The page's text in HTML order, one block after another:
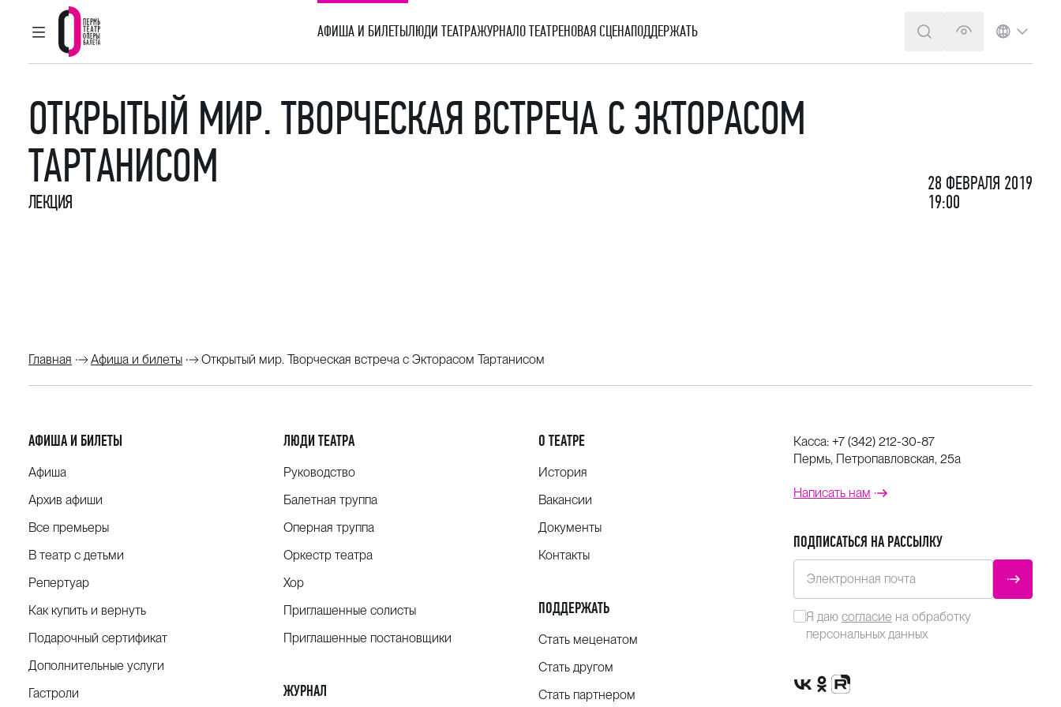
ГЛАВНОЕ МЕНЮ
Пермский театр оперы и балета
АФИША И БИЛЕТЫЛЮДИ ТЕАТРАЖУРНАЛО ТЕАТРЕНОВАЯ СЦЕНАПОДДЕРЖАТЬ ПОИСКВЕРСИЯ ДЛЯ
ЯЗЫК
ОТКРЫТЫЙ МИР. ТВОРЧЕСКАЯ ВСТРЕЧА С ЭКТОРАСОМ
ТАРТАНИСОМ
ЛЕКЦИЯ
28 ФЕВРАЛЯ 2019
19:00
Главная Афиша и билеты Открытый мир. Творческая встреча с Экторасом Тартанисом
АФИША И БИЛЕТЫ
Афиша
Архив афиши
Все премьеры
В театр с детьми
Репертуар
Как купить и вернуть
Подарочный сертификат
Дополнительные услуги
Гастроли
ЛЮДИ ТЕАТРА
Руководство
Балетная труппа
Оперная труппа
Оркестр театра
Хор
Приглашенные солисты
Приглашенные постановщики
ЖУРНАЛ
О ТЕАТРЕ
История
Вакансии
Документы
Контакты
ПОДДЕРЖАТЬ
Стать меценатом
Стать другом
Стать партнером
Касса: +7 (342) 212-30-87
Пермь, Петропавловская, 25а
Написать нам
ПОДПИСАТЬСЯ НА РАССЫЛКУ
Электронная почта
Я даю согласие на обработку
персональных данных
Сообщество VK
Группа в одноклассниках
Канал Rutube